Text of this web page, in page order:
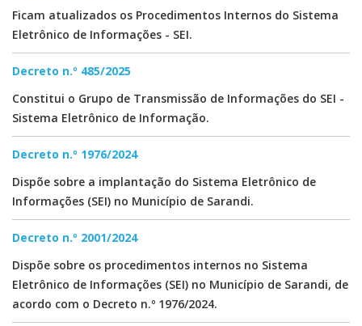
Ficam atualizados os Procedimentos Internos do Sistema
Eletrônico de Informações - SEI.
Decreto n.º 485/2025
Constitui o Grupo de Transmissão de Informações do SEI -
Sistema Eletrônico de Informação.
Decreto n.º 1976/2024
Dispõe sobre a implantação do Sistema Eletrônico de
Informações (SEI) no Município de Sarandi.
Decreto n.º 2001/2024
Dispõe sobre os procedimentos internos no Sistema
Eletrônico de Informações (SEI) no Município de Sarandi, de
acordo com o Decreto n.º 1976/2024.